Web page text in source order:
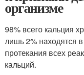
организме
98% всего кальция
лишь 2% находятся
протекания всех
кальций.